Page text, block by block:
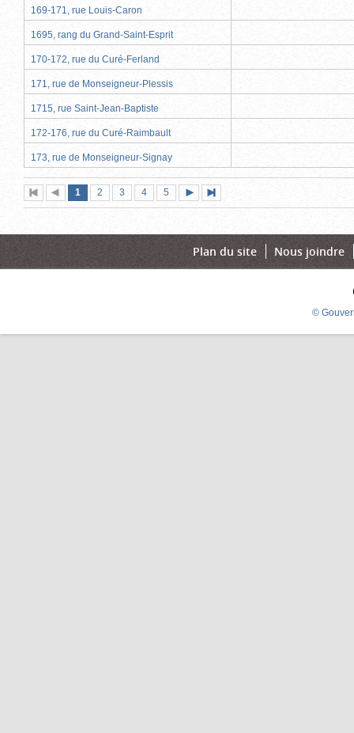
169-171, rue Louis-Caron
1695, rang du Grand-Saint-Esprit
170-172, rue du Curé-Ferland
171, rue de Monseigneur-Plessis
1715, rue Saint-Jean-Baptiste
172-176, rue du Curé-Raimbault
173, rue de Monseigneur-Signay
Première
page
Page
précédente
Page
1 (page
actuelle)
Page
2 Page
3 Page
4 Page
5
suivante
page
Plan du site Nous joindre
©